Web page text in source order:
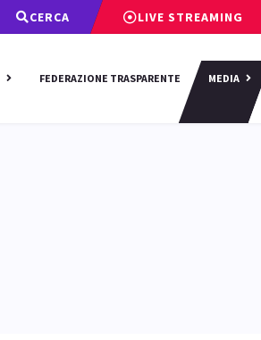
CERCA LIVE STREAMING
FEDERAZIONE TRASPARENTE MEDIA